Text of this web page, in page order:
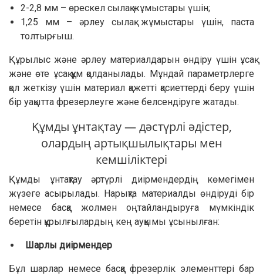
2-2,8 мм – өрескел сылақ жұмыстары үшін;
1,25 мм – әрлеу сылақ жұмыстары үшін, паста
толтырғыш.
Құрылыс және әрлеу материалдарын өндіру үшін ұсақ
және өте ұсақ құм қолданылады. Мұндай параметрлерге
қол жеткізу үшін материал қажетті қасиеттерді беру үшін
бір уақытта фрезерлеуге және белсендіруге жатады.
Құмды ұнтақтау — дәстүрлі әдістер,
олардың артықшылықтары мен
кемшіліктері
Құмды ұнтақтау әртүрлі диірмендердің көмегімен
жүзеге асырылады. Нарықта материалды өндіруді бір
немесе басқа жолмен оңтайландыруға мүмкіндік
беретін құрылғылардың кең ауқымы ұсынылған:
Шарлы диірмендер
Бұл шарлар немесе басқа фрезерлік элементтері бар